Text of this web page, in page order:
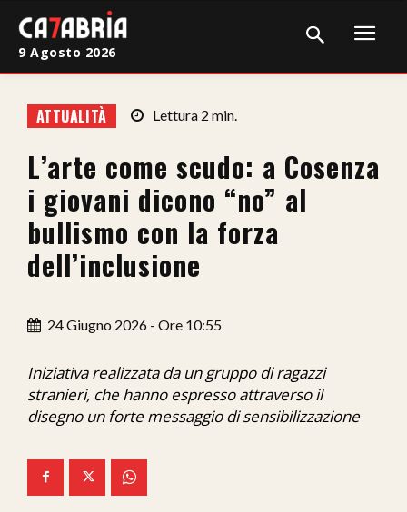
Cronaca
Giudiziaria
Politica
Sport
Sanità
Economia
Ita-Mondo
C7 Play
We Calabria
9 Agosto 2026
ATTUALITÀ Lettura 2 min.
L’arte come scudo: a Cosenza
i giovani dicono “no” al
bullismo con la forza
dell’inclusione
24 Giugno 2026 - Ore 10:55
Iniziativa realizzata da un gruppo di ragazzi
stranieri, che hanno espresso attraverso il
disegno un forte messaggio di sensibilizzazione